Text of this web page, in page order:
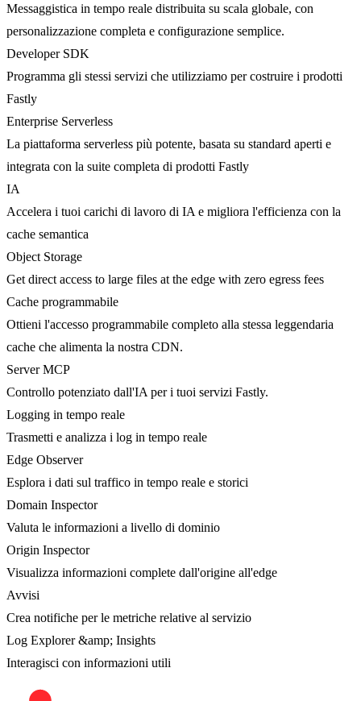
Messaggistica in tempo reale distribuita su scala globale, con
personalizzazione completa e configurazione semplice.
Developer SDK
Programma gli stessi servizi che utilizziamo per costruire i prodotti
Fastly
Enterprise Serverless
La piattaforma serverless più potente, basata su standard aperti e
integrata con la suite completa di prodotti Fastly
IA
Accelera i tuoi carichi di lavoro di IA e migliora l'efficienza con la
cache semantica
Object Storage
Get direct access to large files at the edge with zero egress fees
Cache programmabile
Ottieni l'accesso programmabile completo alla stessa leggendaria
cache che alimenta la nostra CDN.
Server MCP
Controllo potenziato dall'IA per i tuoi servizi Fastly.
Logging in tempo reale
Trasmetti e analizza i log in tempo reale
Edge Observer
Esplora i dati sul traffico in tempo reale e storici
Domain Inspector
Valuta le informazioni a livello di dominio
Origin Inspector
Visualizza informazioni complete dall'origine all'edge
Avvisi
Crea notifiche per le metriche relative al servizio
Log Explorer &amp; Insights
Interagisci con informazioni utili